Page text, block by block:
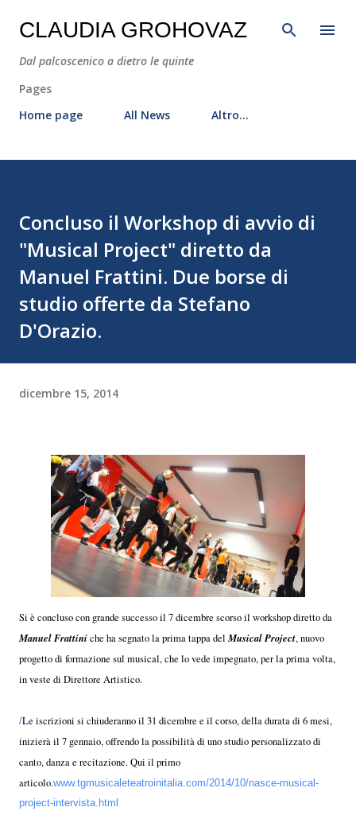
Passa ai contenuti principali
CLAUDIA GROHOVAZ
Dal palcoscenico a dietro le quinte
Pages
Home page
All News Altro…
Concluso il Workshop di avvio di
"Musical Project" diretto da
Manuel Frattini. Due borse di
studio offerte da Stefano
D'Orazio.
dicembre 15, 2014
Si è concluso con grande successo il 7 dicembre scorso il workshop diretto da
Manuel Frattiniche ha segnato la prima tappa delMusical Project, nuovo
progetto di formazione sul musical, che lo vede impegnato, per la prima volta,
in veste di Direttore Artistico.
/Le iscrizioni si chiuderanno il 31 dicembre e il corso, della durata di 6 mesi,
inizierà il 7 gennaio, offrendo la possibilità di uno studio personalizzato di
canto, danza e recitazione. Qui il primo
articolo.www.tgmusicaleteatroinitalia.com/2014/10/nasce-musical-
project-intervista.html